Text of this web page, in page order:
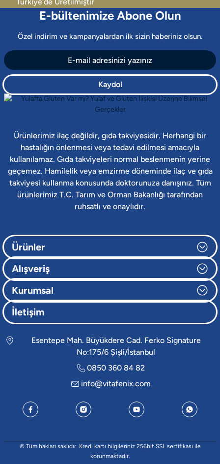
E-bültenimize Abone Olun
Özel indirim ve kampanyalardan ilk sizin haberiniz olsun.
Kaydol
Ürünlerimiz ilaç değildir, gıda takviyesidir. Herhangi bir
hastalığın önlenmesi veya tedavi edilmesi amacıyla
kullanılamaz. Gıda takviyeleri normal beslenmenin yerine
geçemez. Hamilelik veya emzirme döneminde ilaç ve gıda
takviyesi kullanma konusunda doktorunuza danışınız. Tüm
ürünlerimiz T.C. Tarım ve Orman Bakanlığı tarafından
ruhsatlı ve onaylıdır.
Ürünler
Alışveriş
Kurumsal
İletişim
Esentepe Mah. Büyükdere Cad. Ferko Signature
No:175/6 Şişli/İstanbul
0850 360 84 82
info@vitafenix.com
© Tüm hakları saklıdır. Kredi kartı bilgileriniz 256bit SSL sertifikası ile
korunmaktadır.